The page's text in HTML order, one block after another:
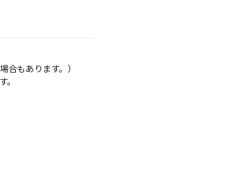
もあります。）